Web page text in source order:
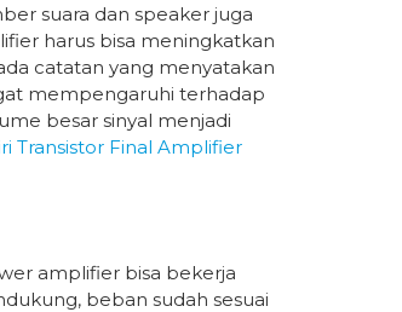
suara dan speaker juga
harus bisa meningkatkan
catatan yang menyatakan
mempengaruhi terhadap
besar sinyal menjadi
Transistor Final Amplifier
amplifier bisa bekerja
beban sudah sesuai